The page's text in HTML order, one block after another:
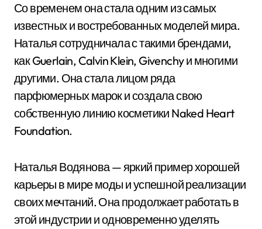
Со временем она стала одним из самых
известных и востребованных моделей мира.
Наталья сотрудничала с такими брендами,
как Guerlain, Calvin Klein, Givenchy и многими
другими. Она стала лицом ряда
парфюмерных марок и создала свою
собственную линию косметики Naked Heart
Foundation.
Наталья Водянова — яркий пример хорошей
карьеры в мире моды и успешной реализации
своих мечтаний. Она продолжает работать в
этой индустрии и одновременно уделять